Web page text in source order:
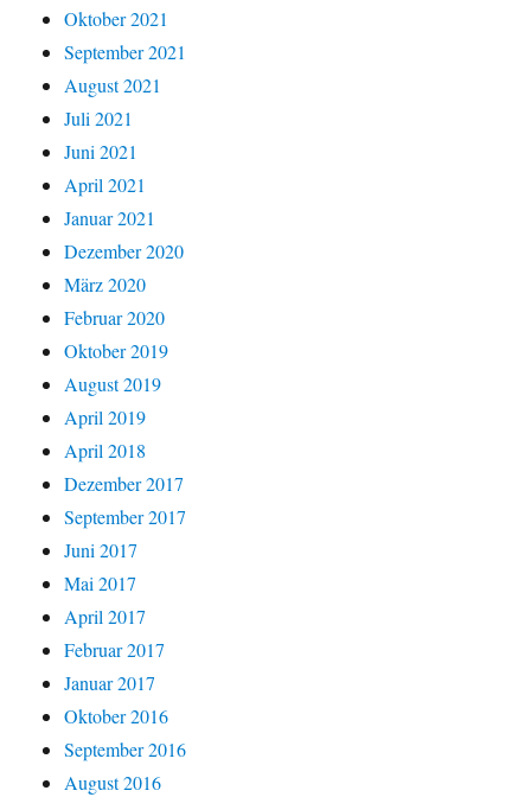
Oktober 2021
September 2021
August 2021
Juli 2021
Juni 2021
April 2021
Januar 2021
Dezember 2020
März 2020
Februar 2020
Oktober 2019
August 2019
April 2019
April 2018
Dezember 2017
September 2017
Juni 2017
Mai 2017
April 2017
Februar 2017
Januar 2017
Oktober 2016
September 2016
August 2016